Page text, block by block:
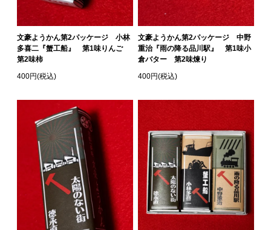
文豪ようかん第2パッケージ 小林
多喜二『蟹工船』 第1味りんご
第2味柿
400円(税込)
文豪ようかん第2パッケージ 中野
重治『雨の降る品川駅』 第1味小
倉バター 第2味煉り
400円(税込)